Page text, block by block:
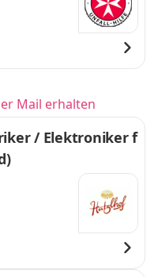
Mail erhalten
/ Elektroniker f